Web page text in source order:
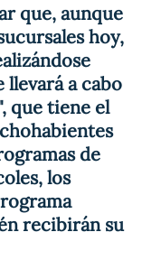
que, aunque
hoy,
llevará a cabo
que tiene el
de
los
recibirán su